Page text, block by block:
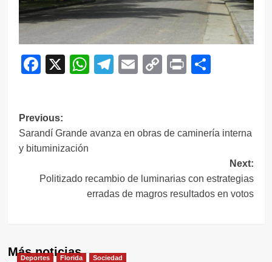
Facebook
X WhatsApp
Telegram
EmailCopy
Print
Navegación
de
entradas
Previous:
Sarandí Grande avanza en obras de caminería interna
y bituminización
Next:
Politizado recambio de luminarias con estrategias
erradas de magros resultados en votos
Más noticias
Deportes Florida Sociedad